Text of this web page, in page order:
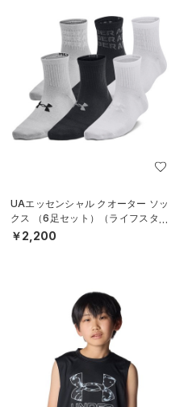
UAエッセンシャル クオーター ソッ
クス （6足セット）（ライフスタイ
ル/KIDS）
￥2,200